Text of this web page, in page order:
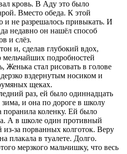
кровь. В Аду это было
Вместо обеда. К этой
и не разрешалось привыкать. И
недавно он нашёл способ
и слёз.
и, сделав глубокий вдох,
мельчайших подробностей
Женька стал рисовать в голове
вздернутым носиком и
щеках.
раз, ей было одиннадцать
зима, и она по дороге в школу
поранила коленку. Ей было
А в школе один противный
из-за порванных колготок. Веру
плакала в туалете. Долго.
мерзкого мальчишку, что весь